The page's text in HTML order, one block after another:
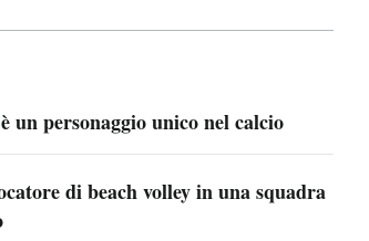
un personaggio unico nel calcio
di beach volley in una squadra